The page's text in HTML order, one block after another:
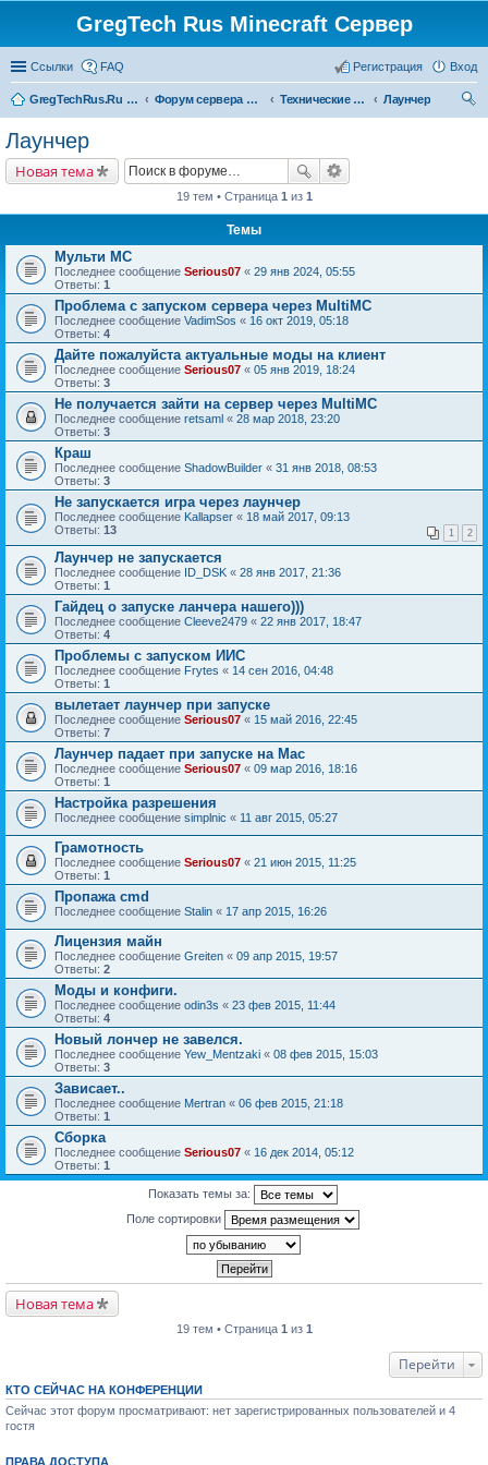
GregTech Rus Minecraft Сервер
Ссылки FAQ Вход
Регистрация
GregTechRus.Ru - На главную Форум сервера Minecraft Gregtech 1.7.10 Технические неполадки
Лаунчер
Лаунчер
Новая тема
19 тем • Страница 1 из 1
Темы
Мульти МС
Последнее сообщение Serious07 « 29 янв 2024, 05:55
Ответы: 1
Проблема с запуском сервера через MultiMC
Последнее сообщение VadimSos « 16 окт 2019, 05:18
Ответы: 4
Дайте пожалуйста актуальные моды на клиент
Последнее сообщение Serious07 « 05 янв 2019, 18:24
Ответы: 3
Не получается зайти на сервер через MultiMC
Последнее сообщение retsaml « 28 мар 2018, 23:20
Ответы: 3
Краш
Последнее сообщение ShadowBuilder « 31 янв 2018, 08:53
Ответы: 3
Не запускается игра через лаунчер
Последнее сообщение Kallapser « 18 май 2017, 09:13
Ответы: 13 1 2
Лаунчер не запускается
Последнее сообщение ID_DSK « 28 янв 2017, 21:36
Ответы: 1
Гайдец о запуске ланчера нашего)))
Последнее сообщение Cleeve2479 « 22 янв 2017, 18:47
Ответы: 4
Проблемы с запуском ИИС
Последнее сообщение Frytes « 14 сен 2016, 04:48
Ответы: 1
вылетает лаунчер при запуске
Последнее сообщение Serious07 « 15 май 2016, 22:45
Ответы: 7
Лаунчер падает при запуске на Mac
Последнее сообщение Serious07 « 09 мар 2016, 18:16
Ответы: 1
Настройка разрешения
Последнее сообщение simplnic « 11 авг 2015, 05:27
Грамотность
Последнее сообщение Serious07 « 21 июн 2015, 11:25
Ответы: 1
Пропажа cmd
Последнее сообщение Stalin « 17 апр 2015, 16:26
Лицензия майн
Последнее сообщение Greiten « 09 апр 2015, 19:57
Ответы: 2
Моды и конфиги.
Последнее сообщение odin3s « 23 фев 2015, 11:44
Ответы: 4
Новый лончер не завелся.
Последнее сообщение Yew_Mentzaki « 08 фев 2015, 15:03
Ответы: 3
Зависает..
Последнее сообщение Mertran « 06 фев 2015, 21:18
Ответы: 1
Сборка
Последнее сообщение Serious07 « 16 дек 2014, 05:12
Ответы: 1
Показать темы за:
Поле сортировки
Новая тема
19 тем • Страница 1 из 1
Перейти
КТО СЕЙЧАС НА КОНФЕРЕНЦИИ
Сейчас этот форум просматривают: нет зарегистрированных пользователей и 4
гостя
ПРАВА ДОСТУПА